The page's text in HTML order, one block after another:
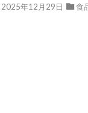
2025年12月29日 食